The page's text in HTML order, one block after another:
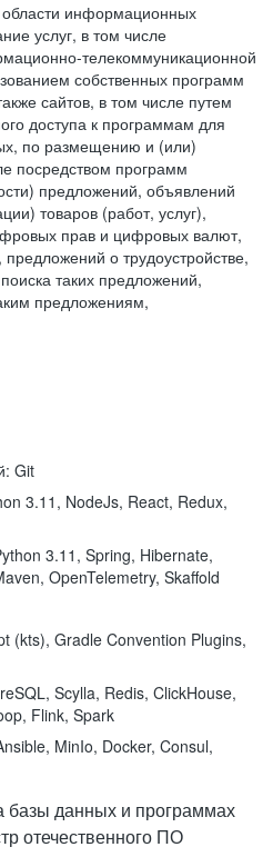
области информационных
услуг, в том числе
телекоммуникационной
собственных программ
сайтов, в том числе путем
доступа к программам для
по размещению и (или)
посредством программ
предложений, объявлений
товаров (работ, услуг),
прав и цифровых валют,
о трудоустройстве,
таких предложений,
предложениям,
Git
3.11, NodeJs, React, Redux,
3.11, Spring, Hibernate,
OpenTelemetry, Skaffold
(kts), Gradle Convention Plugins,
Scylla, Redis, ClickHouse,
Flink, Spark
MinIo, Docker, Consul,
данных и программах
отечественного ПО